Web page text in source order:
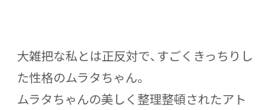
大雑把な私とは正反対で、すごくきっちりし
た性格のムラタちゃん。
ムラタちゃんの美しく整理整頓されたアト